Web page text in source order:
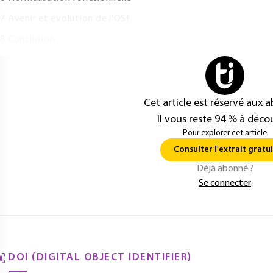
Cet article est réservé aux
Il vous reste 94 % à
Pour explorer cet article
Consulter l'extrait
Déjà abonné ?
Se connecter
DOI (DIGITAL OBJECT IDENTIFIER)